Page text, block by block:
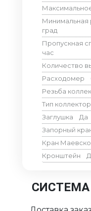
Минимальная
град
Пропускная
час
Количество
Расходомер
Резьба
Тип
Заглушка
Да
Запорный
Кран
Кронштейн
СИСТЕМА